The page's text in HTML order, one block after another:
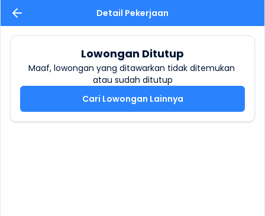
Detail Pekerjaan
Lowongan Ditutup
Maaf, lowongan yang ditawarkan tidak ditemukan
atau sudah ditutup
Cari Lowongan Lainnya